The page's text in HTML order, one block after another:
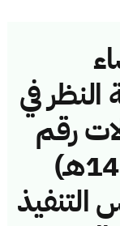
النظر في
رقم
(42749088/ق/1443هـ)